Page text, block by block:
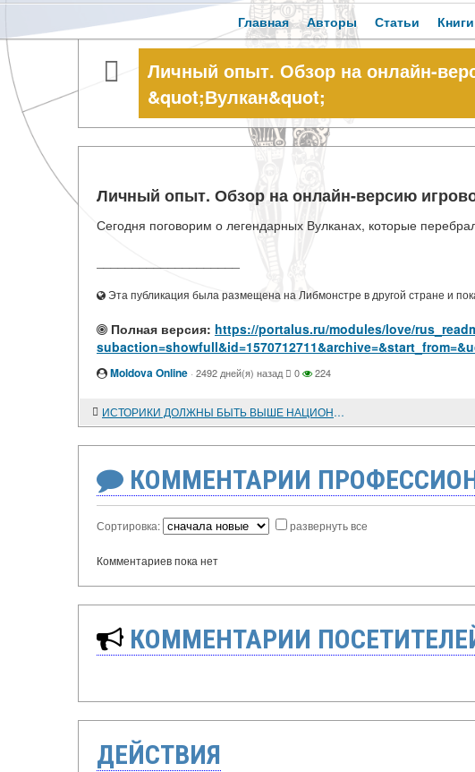
Главная Авторы Статьи Книги
Личный опыт. Обзор на онлайн-
&quot;Вулкан&quot;
Личный опыт. Обзор на онлайн-версию
Сегодня поговорим о легендарных Вулканах, которые
Эта публикация была размещена на Либмонстре в другой стране и
Полная версия: https://portalus.ru/modules/love/
Moldova Online · 2492 дней(я) назад 0 224
ИСТОРИКИ ДОЛЖНЫ БЫТЬ ВЫШЕ НАЦИОНАЛЬНЫХ ОБИД
КОММЕНТАРИИ
Сортировка: развернуть все
Комментариев пока нет
КОММЕНТАРИИ
ДЕЙСТВИЯ